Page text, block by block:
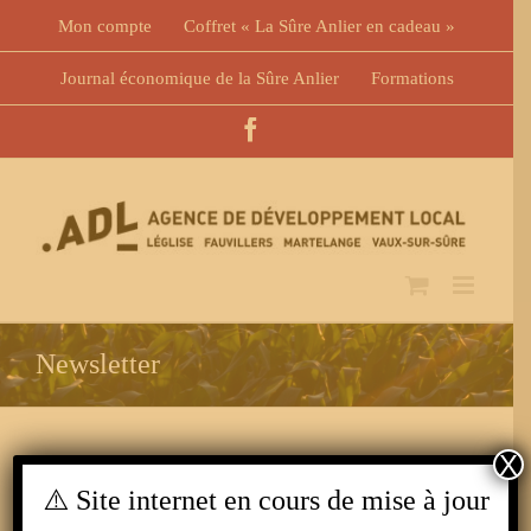
Mon compte Coffret « La Sûre Anlier en cadeau »
Journal économique de la Sûre Anlier Formations
Newsletter
⚠️ Site internet en cours de mise à jour
X